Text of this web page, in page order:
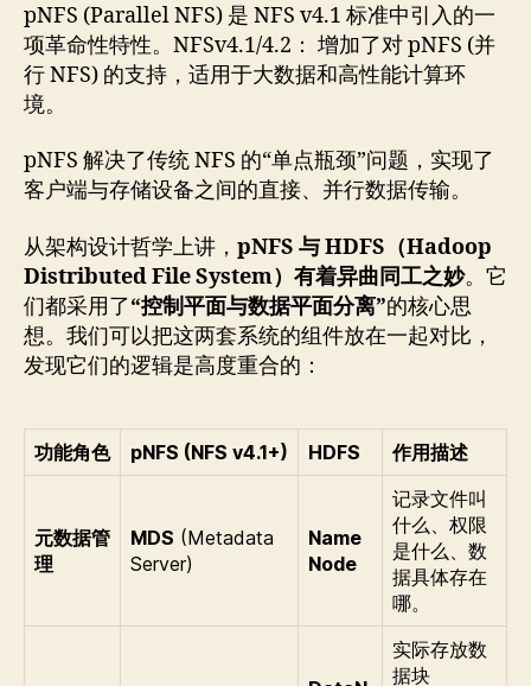
pNFS (Parallel NFS) 是 NFS v4.1 标准中引入的一
项革命性特性。NFSv4.1/4.2： 增加了对 pNFS (并
行 NFS) 的支持，适用于大数据和高性能计算环
境。
pNFS 解决了传统 NFS 的“单点瓶颈”问题，实现了
客户端与存储设备之间的直接、并行数据传输。
从架构设计哲学上讲， pNFS 与 HDFS（Hadoop
Distributed File System）有着异曲同工之妙。它
们都采用了“控制平面与数据平面分离”的核心思
想。我们可以把这两套系统的组件放在一起对比，
发现它们的逻辑是高度重合的：
功能角色 pNFS (NFS v4.1+) HDFS 作用描述
元数据管
理
MDS (Metadata
Server)
Name
Node
记录文件叫
什么、权限
是什么、数
据具体存在
哪。
实际存放数
据块